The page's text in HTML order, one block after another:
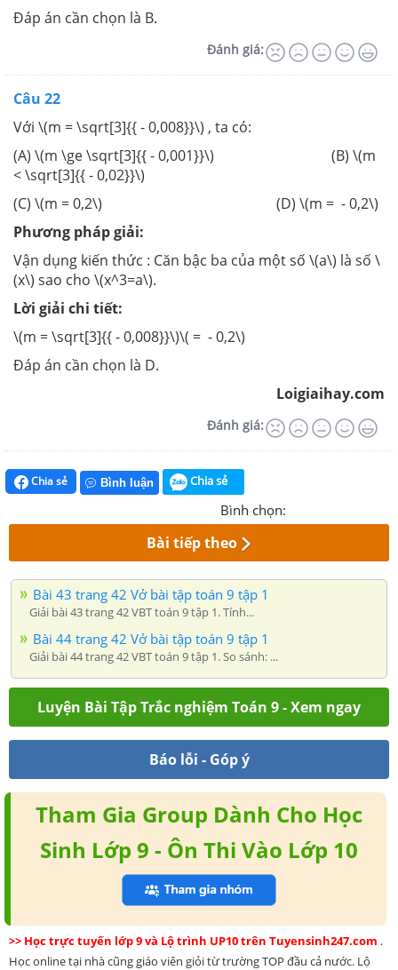
Đáp án cần chọn là B.
Đánh giá:
Câu 22
Với \(m = \sqrt[3]{{ - 0,008}}\) , ta có:
(A) \(m \ge \sqrt[3]{{ - 0,001}}\) (B) \(m
< \sqrt[3]{{ - 0,02}}\)
(C) \(m = 0,2\) (D) \(m = - 0,2\)
Phương pháp giải:
Vận dụng kiến thức : Căn bậc ba của một số \(a\) là số \
(x\) sao cho \(x^3=a\).
Lời giải chi tiết:
\(m = \sqrt[3]{{ - 0,008}}\)\( = - 0,2\)
Đáp án cần chọn là D.
Loigiaihay.com
Đánh giá:
Chia sẻ Bình luận Chia sẻ
Bình chọn:
Bài tiếp theo
Bài 43 trang 42 Vở bài tập toán 9 tập 1
Giải bài 43 trang 42 VBT toán 9 tập 1. Tính...
Bài 44 trang 42 Vở bài tập toán 9 tập 1
Giải bài 44 trang 42 VBT toán 9 tập 1. So sánh: ...
Luyện Bài Tập Trắc nghiệm Toán 9 - Xem ngay
Báo lỗi - Góp ý
Tham Gia Group Dành Cho Học
Sinh Lớp 9 - Ôn Thi Vào Lớp 10
>> Học trực tuyến lớp 9 và Lộ trình UP10 trên Tuyensinh247.com .
Học online tại nhà cũng giáo viên giỏi từ trường TOP đầu cả nước. Lộ